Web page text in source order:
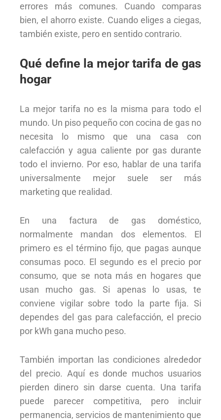
errores más comunes. Cuando comparas
bien, el ahorro existe. Cuando eliges a ciegas,
también existe, pero en sentido contrario.
Qué define la mejor tarifa de gas
hogar
La mejor tarifa no es la misma para todo el
mundo. Un piso pequeño con cocina de gas no
necesita lo mismo que una casa con
calefacción y agua caliente por gas durante
todo el invierno. Por eso, hablar de una tarifa
universalmente mejor suele ser más
marketing que realidad.
En una factura de gas doméstico,
normalmente mandan dos elementos. El
primero es el término fijo, que pagas aunque
consumas poco. El segundo es el precio por
consumo, que se nota más en hogares que
usan mucho gas. Si apenas lo usas, te
conviene vigilar sobre todo la parte fija. Si
dependes del gas para calefacción, el precio
por kWh gana mucho peso.
También importan las condiciones alrededor
del precio. Aquí es donde muchos usuarios
pierden dinero sin darse cuenta. Una tarifa
puede parecer competitiva, pero incluir
permanencia, servicios de mantenimiento que